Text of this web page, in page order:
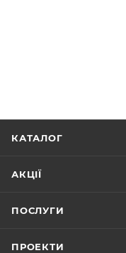
КАТАЛОГ
АКЦІЇ
ПОСЛУГИ
ПРОЕКТИ